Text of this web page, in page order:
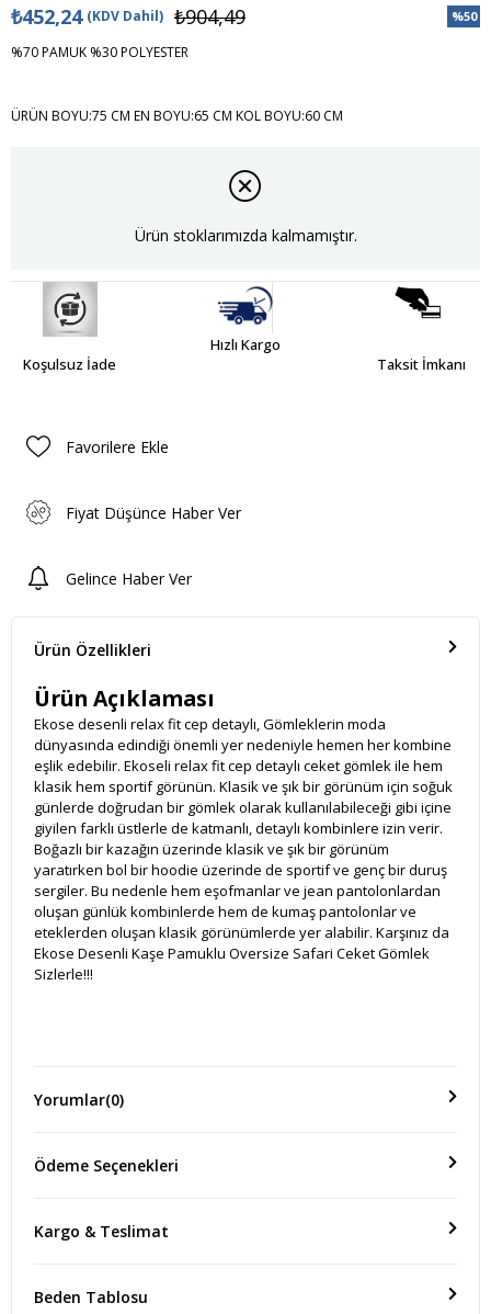
%50
₺904,49
₺452,24 (KDV Dahil)
%70 PAMUK %30 POLYESTER
ÜRÜN BOYU:75 CM EN BOYU:65 CM KOL BOYU:60 CM
Ürün stoklarımızda kalmamıştır.
Koşulsuz İade
Hızlı Kargo
Taksit İmkanı
Favorilere Ekle
Fiyat Düşünce Haber Ver
Gelince Haber Ver
Ürün Özellikleri
Ürün Açıklaması
Ekose desenli relax fit cep detaylı, Gömleklerin moda
dünyasında edindiği önemli yer nedeniyle hemen her kombine
eşlik edebilir. Ekoseli relax fit cep detaylı ceket gömlek ile hem
klasik hem sportif görünün. Klasik ve şık bir görünüm için soğuk
günlerde doğrudan bir gömlek olarak kullanılabileceği gibi içine
giyilen farklı üstlerle de katmanlı, detaylı kombinlere izin verir.
Boğazlı bir kazağın üzerinde klasik ve şık bir görünüm
yaratırken bol bir hoodie üzerinde de sportif ve genç bir duruş
sergiler. Bu nedenle hem eşofmanlar ve jean pantolonlardan
oluşan günlük kombinlerde hem de kumaş pantolonlar ve
eteklerden oluşan klasik görünümlerde yer alabilir. Karşınız da
Ekose Desenli Kaşe Pamuklu Oversize Safari Ceket Gömlek
Sizlerle!!!
%70 PAMUK %30 POLYESTER
Yorumlar(0)
Ödeme Seçenekleri
Kargo & Teslimat
Beden Tablosu